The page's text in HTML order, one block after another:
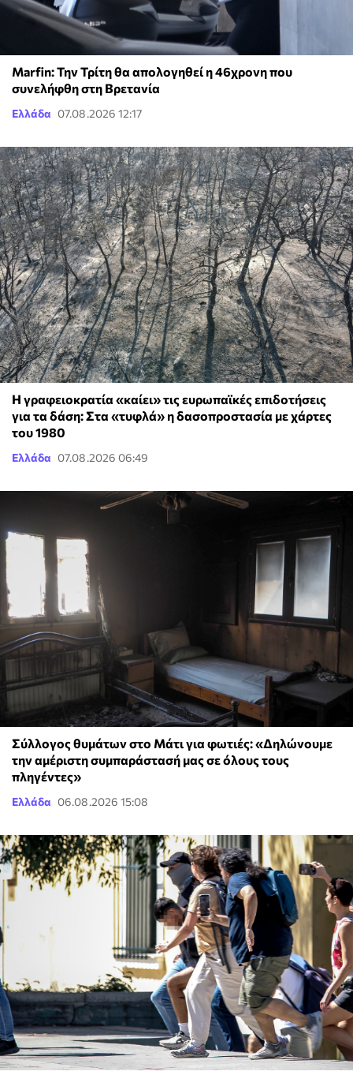
Marfin: Την Τρίτη θα απολογηθεί η 46χρονη που
συνελήφθη στη Βρετανία
Ελλάδα 07.08.2026 12:17
H γραφειοκρατία «καίει» τις ευρωπαϊκές επιδοτήσεις
για τα δάση: Στα «τυφλά» η δασοπροστασία με χάρτες
του 1980
Ελλάδα 07.08.2026 06:49
Σύλλογος θυμάτων στο Μάτι για φωτιές: «Δηλώνουμε
την αμέριστη συμπαράστασή μας σε όλους τους
πληγέντες»
Ελλάδα 06.08.2026 15:08